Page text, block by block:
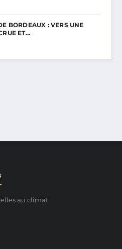
BORDEAUX : VERS UNE
ET…
au climat